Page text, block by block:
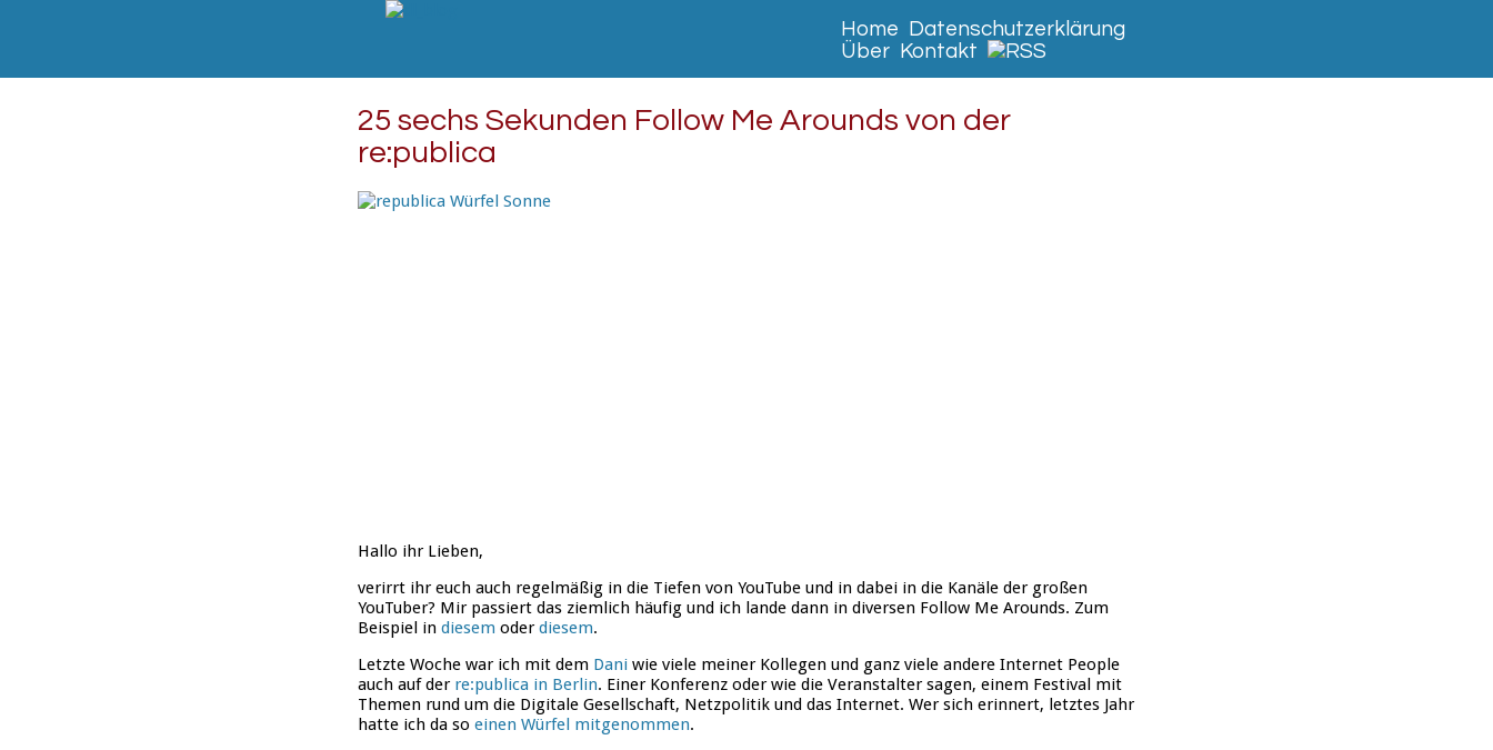
Home
Datenschutzerklärung
Über Kontakt
25 sechs Sekunden Follow Me Arounds von der
re:publica
Hallo ihr Lieben,
verirrt ihr euch auch regelmäßig in die Tiefen von YouTube und in dabei in die Kanäle der großen
YouTuber? Mir passiert das ziemlich häufig und ich lande dann in diversen Follow Me Arounds. Zum
Beispiel in diesem oderdiesem.
Letzte Woche war ich mit dem Dani wie viele meiner Kollegen und ganz viele andere Internet People
auch auf der re:publica in Berlin. Einer Konferenz oder wie die Veranstalter sagen, einem Festival mit
Themen rund um die Digitale Gesellschaft, Netzpolitik und das Internet. Wer sich erinnert, letztes Jahr
hatte ich da so einen Würfel mitgenommen.